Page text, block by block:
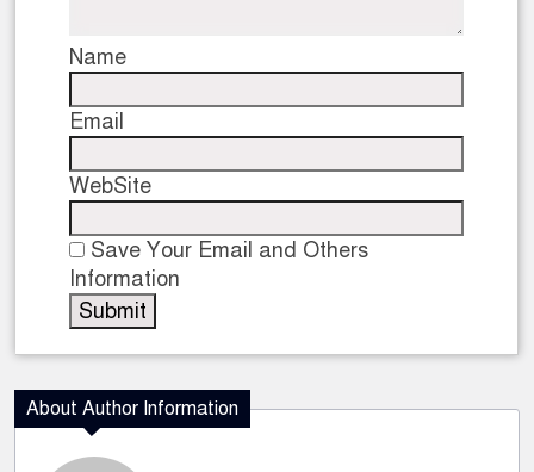
Name
Email
WebSite
Save Your Email and Others
Information
About Author Information